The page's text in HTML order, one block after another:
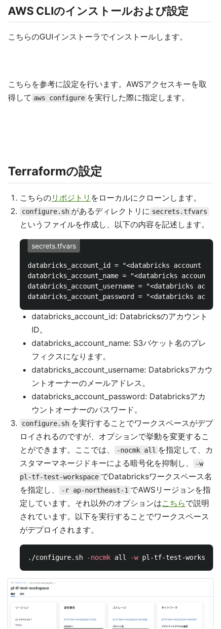
AWS CLIのインストールおよび設定
こちらのGUIインストーラでインストールします。
こちらを参考に設定を行います。AWSアクセスキーを取
得して aws configure を実行した際に指定します。
Terraformの設定
こちらのリポジトリ をローカルにクローンします。
configure.sh があるディレクトリに secrets.tfvars
というファイルを作成し、以下の内容を記述します。
secrets.tfvars
databricks_account_id = "<databricks account id>"
databricks_account_name = "<databricks account
databricks_account_username = "<databricks
databricks_account_id: Databricksのアカウント
ID。
databricks_account_name: S3バケット名のプレ
フィクスになります。
databricks_account_username: Databricksアカウ
ントオーナーのメールアドレス。
databricks_account_password: Databricksアカ
ウントオーナーのパスワード。
configure.sh を実行することでワークスペースがデプ
ロイされるのですが、オプションで挙動を変更するこ
とができます。ここでは、
-nocmk all を指定して、カ
スタマーマネージドキーによる暗号化を抑制し、
-w
pl-tf-test-workspace でDatabricksワークスペース名
を指定し、
-r ap-northeast-1 でAWSリージョンを指
定しています。それ以外のオプションはこちらで説明
されています。以下を実行することでワークスペース
がデプロイされます。
./configure.sh -nocmk all -w pl-tf-test-